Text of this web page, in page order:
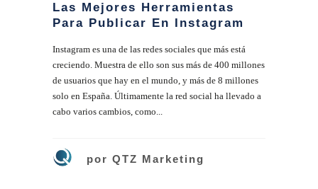
Las Mejores Herramientas
Para Publicar En Instagram
Instagram es una de las redes sociales que más está
creciendo. Muestra de ello son sus más de 400 millones
de usuarios que hay en el mundo, y más de 8 millones
solo en España. Últimamente la red social ha llevado a
cabo varios cambios, como...
por QTZ Marketing